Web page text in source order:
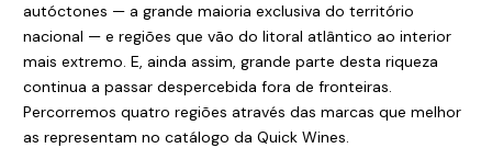
autóctones — a grande maioria exclusiva do território
nacional — e regiões que vão do litoral atlântico ao interior
mais extremo. E, ainda assim, grande parte desta riqueza
continua a passar despercebida fora de fronteiras.
Percorremos quatro regiões através das marcas que melhor
as representam no catálogo da Quick Wines.